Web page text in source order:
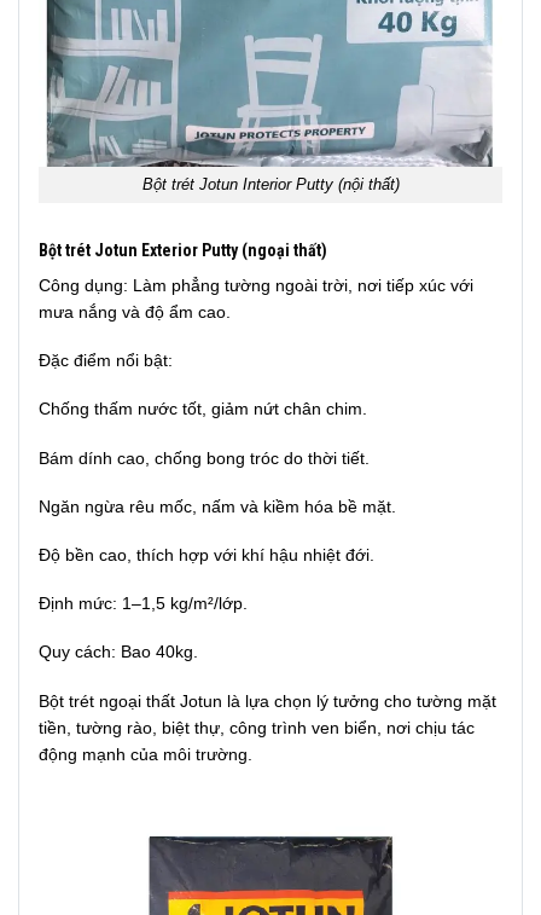
Bột trét Jotun Interior Putty (nội thất)
Bột trét Jotun Exterior Putty (ngoại thất)
Công dụng: Làm phẳng tường ngoài trời, nơi tiếp xúc với
mưa nắng và độ ẩm cao.
Đặc điểm nổi bật:
Chống thấm nước tốt, giảm nứt chân chim.
Bám dính cao, chống bong tróc do thời tiết.
Ngăn ngừa rêu mốc, nấm và kiềm hóa bề mặt.
Độ bền cao, thích hợp với khí hậu nhiệt đới.
Định mức: 1–1,5 kg/m²/lớp.
Quy cách: Bao 40kg.
Bột trét ngoại thất Jotun là lựa chọn lý tưởng cho tường mặt
tiền, tường rào, biệt thự, công trình ven biển, nơi chịu tác
động mạnh của môi trường.